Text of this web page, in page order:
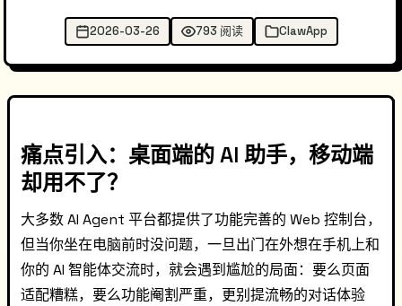
2026-03-26 793 阅读 ClawApp
痛点引入：桌面端的 AI 助手，移动端
却用不了？
大多数 AI Agent 平台都提供了功能完善的 Web 控制台，
但当你坐在电脑前时没问题，一旦出门在外想在手机上和
你的 AI 智能体交流时，就会遇到尴尬的局面：要么页面
适配糟糕，要么功能阉割严重，更别提流畅的对话体验